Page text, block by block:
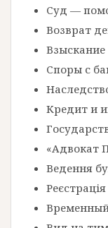
Суд —
Возврат
Споры с
Кредит и
«Адвокат
Ведення